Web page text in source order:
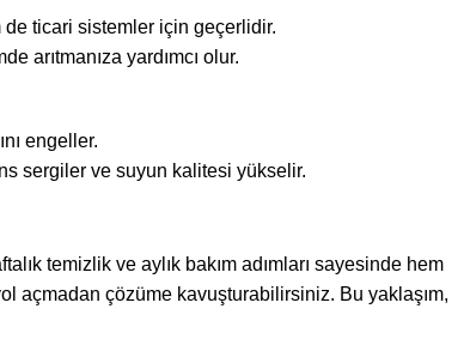
de ticari sistemler için geçerlidir.
arıtmanıza yardımcı olur.
engeller.
sergiler ve suyun kalitesi yükselir.
temizlik ve aylık bakım adımları sayesinde hem
açmadan çözüme kavuşturabilirsiniz. Bu yaklaşım,